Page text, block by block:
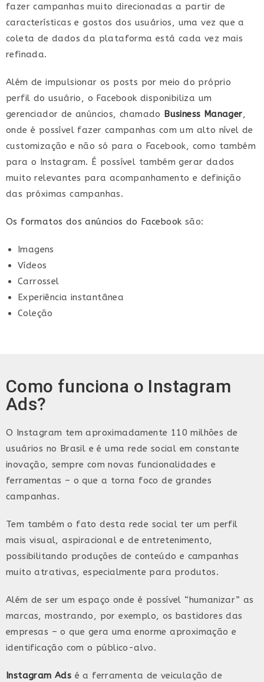
fazer campanhas muito direcionadas a partir de
características e gostos dos usuários, uma vez que a
coleta de dados da plataforma está cada vez mais
refinada.
Além de impulsionar os posts por meio do próprio
perfil do usuário, o Facebook disponibiliza um
gerenciador de anúncios, chamado Business Manager,
onde é possível fazer campanhas com um alto nível de
customização e não só para o Facebook, como também
para o Instagram. É possível também gerar dados
muito relevantes para acompanhamento e definição
das próximas campanhas.
Os formatos dos anúncios do Facebook são:
Imagens
Vídeos
Carrossel
Experiência instantânea
Coleção
Como funciona o Instagram
Ads?
O Instagram tem aproximadamente 110 milhões de
usuários no Brasil e é uma rede social em constante
inovação, sempre com novas funcionalidades e
ferramentas – o que a torna foco de grandes
campanhas.
Tem também o fato desta rede social ter um perfil
mais visual, aspiracional e de entretenimento,
possibilitando produções de conteúdo e campanhas
muito atrativas, especialmente para produtos.
Além de ser um espaço onde é possível “humanizar” as
marcas, mostrando, por exemplo, os bastidores das
empresas – o que gera uma enorme aproximação e
identificação com o público-alvo.
Instagram Ads é a ferramenta de veiculação de